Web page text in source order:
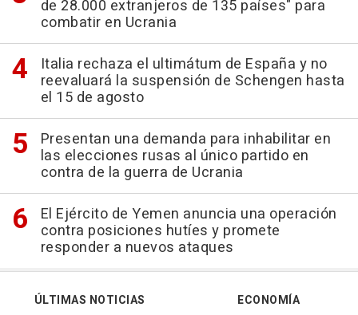
de 28.000 extranjeros de 135 países" para
combatir en Ucrania
Italia rechaza el ultimátum de España y no
reevaluará la suspensión de Schengen hasta
el 15 de agosto
Presentan una demanda para inhabilitar en
las elecciones rusas al único partido en
contra de la guerra de Ucrania
El Ejército de Yemen anuncia una operación
contra posiciones hutíes y promete
responder a nuevos ataques
ÚLTIMAS NOTICIAS
ECONOMÍA